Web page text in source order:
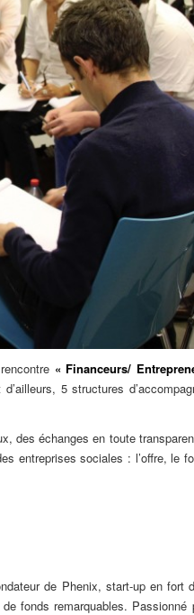
« Financeurs/
5 structures
des échanges en toute
sociales : l’offre, le
de Phenix, start-up en fort
fonds remarquables.